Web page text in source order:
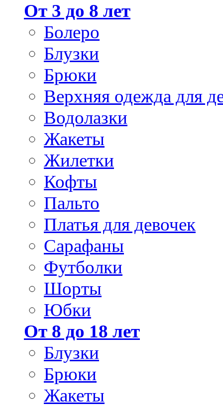
От 3 до 8 лет
Болеро
Блузки
Брюки
Верхняя одежда для
Водолазки
Жакеты
Жилетки
Кофты
Пальто
Платья для девочек
Сарафаны
Футболки
Шорты
Юбки
От 8 до 18 лет
Блузки
Брюки
Жакеты